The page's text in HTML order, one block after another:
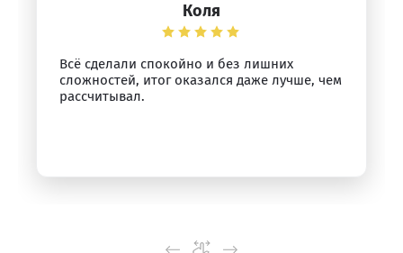
Коля
Всё сделали спокойно и без лишних
сложностей, итог оказался даже лучше, чем
рассчитывал.